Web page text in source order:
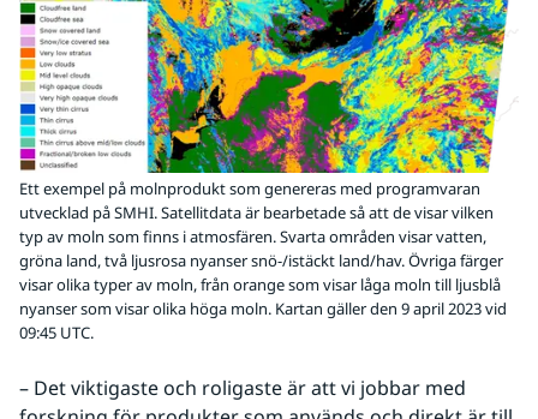
Ett exempel på molnprodukt som genereras med programvaran
utvecklad på SMHI. Satellitdata är bearbetade så att de visar vilken
typ av moln som finns i atmosfären. Svarta områden visar vatten,
gröna land, två ljusrosa nyanser snö-/istäckt land/hav. Övriga färger
visar olika typer av moln, från orange som visar låga moln till ljusblå
nyanser som visar olika höga moln. Kartan gäller den 9 april 2023 vid
09:45 UTC.
– Det viktigaste och roligaste är att vi jobbar med